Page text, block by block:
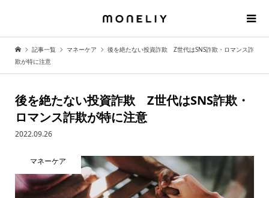
記事一覧 マネーケア
後を絶たない投資詐欺 Z世代はSNS詐欺・ロマンス詐
欺が特に注意
後を絶たない投資詐欺 Z世代はSNS詐欺・
ロマンス詐欺が特に注意
2022.09.26
マネーケア